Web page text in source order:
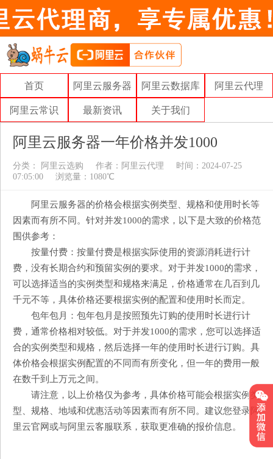
首页 阿里云服务器 阿里云数据库 阿里云代理
阿里云常识 最新资讯 关于我们
阿里云服务器一年价格并发1000
分类： 阿里云选购 作者： 阿里云代理
时间：2024-07-25
07:05:00
浏览量：1080℃
阿里云服务器的价格会根据实例类型、规格和使用时长等
因素而有所不同。针对并发1000的需求，以下是大致的价格范
围供参考：
按量付费：按量付费是根据实际使用的资源消耗进行计
费，没有长期合约和预留实例的要求。对于并发1000的需求，
可以选择适当的实例类型和规格来满足，价格通常在几百到几
千元不等，具体价格还要根据实例的配置和使用时长而定。
包年包月：包年包月是按照预先订购的使用时长进行计
费，通常价格相对较低。对于并发1000的需求，您可以选择适
合的实例类型和规格，然后选择一年的使用时长进行订购。具
体价格会根据实例配置的不同而有所变化，但一年的费用一般
在数千到上万元之间。
请注意，以上价格仅为参考，具体价格可能会根据实例类
型、规格、地域和优惠活动等因素而有所不同。建议您登录阿
里云官网或与阿里云客服联系，获取更准确的报价信息。